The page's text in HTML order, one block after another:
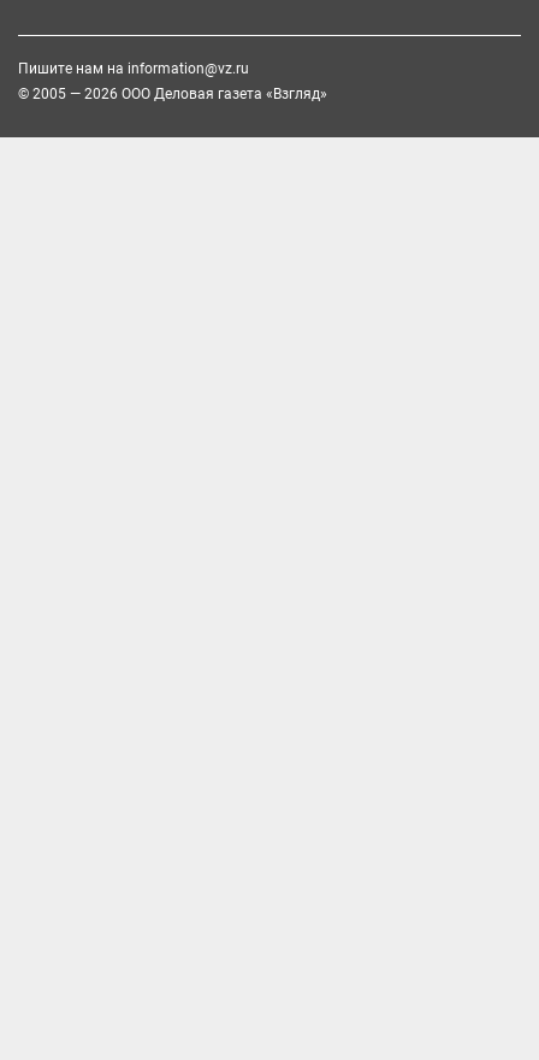
Пишите нам на information@vz.ru
© 2005 — 2026 ООО Деловая газета «Взгляд»